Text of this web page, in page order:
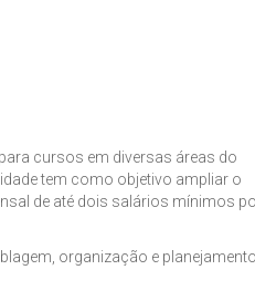
cursos em diversas áreas do
tem como objetivo ampliar o
de até dois salários mínimos
organização e planejamento